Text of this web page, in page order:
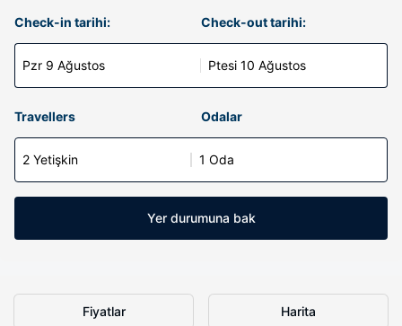
Check-in tarihi:
Pzr 9 Ağustos
Check-out tarihi:
Ptesi 10 Ağustos
Travellers Odalar
2 Yetişkin 1 Oda
Yer durumuna bak
Fiyatlar Harita